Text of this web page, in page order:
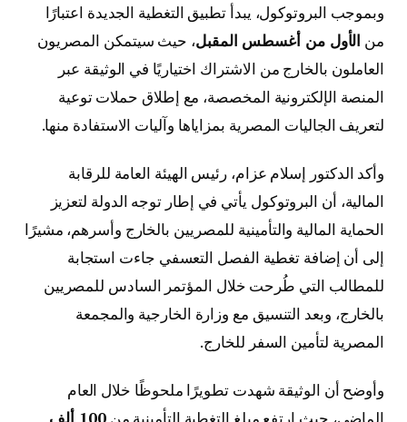
وبموجب البروتوكول، يبدأ تطبيق التغطية الجديدة اعتبارًا
من الأول من أغسطس المقبل، حيث سيتمكن المصريون
العاملون بالخارج من الاشتراك اختياريًا في الوثيقة عبر
المنصة الإلكترونية المخصصة، مع إطلاق حملات توعية
لتعريف الجاليات المصرية بمزاياها وآليات الاستفادة منها.
وأكد الدكتور إسلام عزام، رئيس الهيئة العامة للرقابة
المالية، أن البروتوكول يأتي في إطار توجه الدولة لتعزيز
الحماية المالية والتأمينية للمصريين بالخارج وأسرهم، مشيرًا
إلى أن إضافة تغطية الفصل التعسفي جاءت استجابة
للمطالب التي طُرحت خلال المؤتمر السادس للمصريين
بالخارج، وبعد التنسيق مع وزارة الخارجية والمجمعة
المصرية لتأمين السفر للخارج.
وأوضح أن الوثيقة شهدت تطويرًا ملحوظًا خلال العام
الماضي، حيث ارتفع مبلغ التغطية التأمينية من
100 ألف